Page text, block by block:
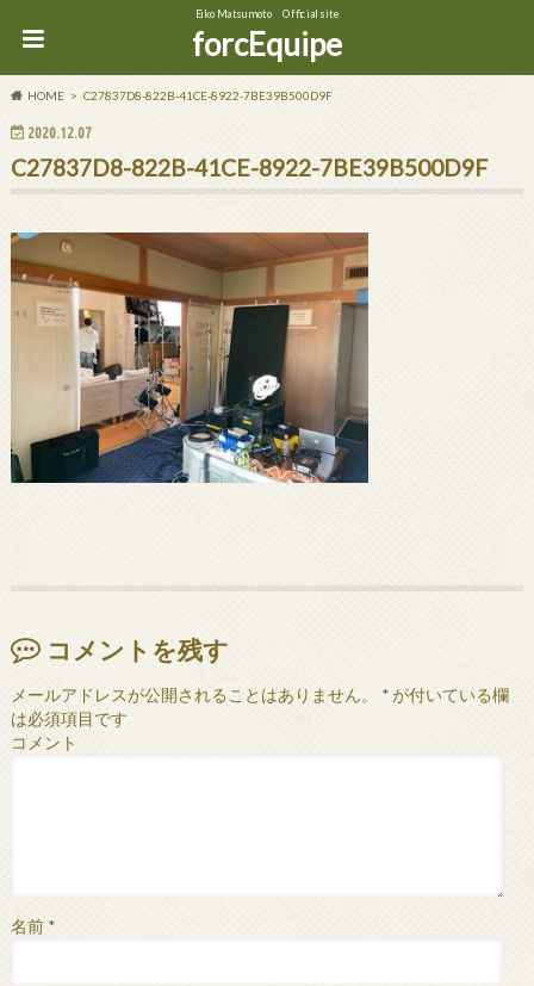
Eiko Matsumoto Official site
forcEquipe
HOME C27837D8-822B-41CE-8922-7BE39B500D9F
2020.12.07
C27837D8-822B-41CE-8922-7BE39B500D9F
コメントを残す
メールアドレスが公開されることはありません。 *が付いている欄
は必須項目です
コメント
名前 *